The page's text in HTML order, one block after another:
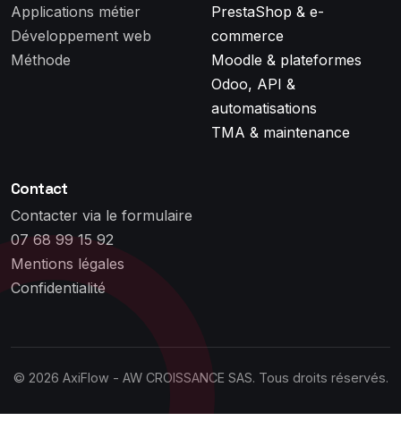
Applications métier
Développement web
Méthode
PrestaShop & e-
commerce
Moodle & plateformes
Odoo, API &
automatisations
TMA & maintenance
Contact
Contacter via le formulaire
07 68 99 15 92
Mentions légales
Confidentialité
© 2026 AxiFlow - AW CROISSANCE SAS. Tous droits réservés.